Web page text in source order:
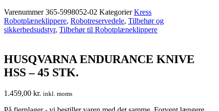
Varenummer365-5998052-02 Kategorier Kress
Robotplæneklippere, Robotreservedele, Tilbehør og
sikkerhedsudstyr, Tilbehør til Robotplæneklippere
HUSQVARNA ENDURANCE KNIVE
HSS – 45 STK.
1.459,00 kr. inkl. moms